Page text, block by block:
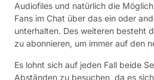
Audiofiles und natürlich die
Fans im Chat über das ein oder
unterhalten. Des weiteren besteht
zu abonnieren, um immer auf den
Es lohnt sich auf jeden Fall beide
Abständen zu besuchen, da es